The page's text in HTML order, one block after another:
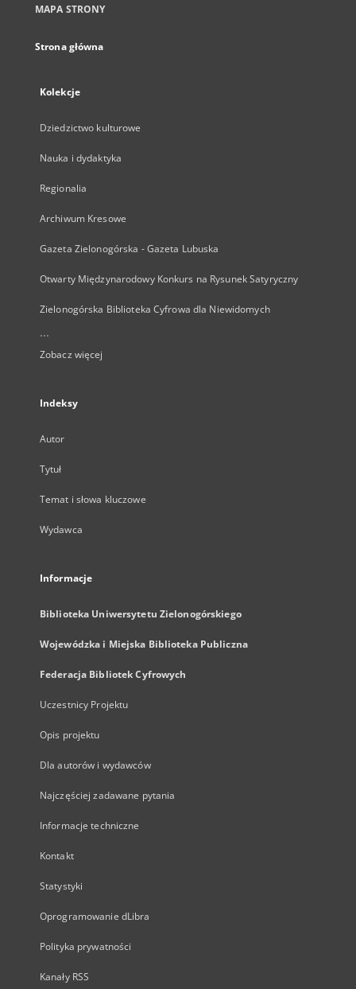
MAPA STRONY
Strona główna
Kolekcje
Dziedzictwo kulturowe
Nauka i dydaktyka
Regionalia
Archiwum Kresowe
Gazeta Zielonogórska - Gazeta Lubuska
Otwarty Międzynarodowy Konkurs na Rysunek Satyryczny
Zielonogórska Biblioteka Cyfrowa dla Niewidomych
...
Zobacz więcej
Indeksy
Autor
Tytuł
Temat i słowa kluczowe
Wydawca
Informacje
Biblioteka Uniwersytetu Zielonogórskiego
Wojewódzka i Miejska Biblioteka Publiczna
Federacja Bibliotek Cyfrowych
Uczestnicy Projektu
Opis projektu
Dla autorów i wydawców
Najczęściej zadawane pytania
Informacje techniczne
Kontakt
Statystyki
Oprogramowanie dLibra
Polityka prywatności
Kanały RSS